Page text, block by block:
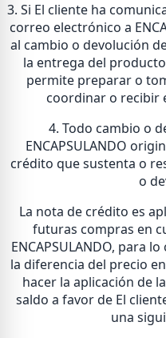
3. Si El cliente ha
correo electrónico a
al cambio o devolución
la entrega del
permite preparar o
coordinar o recibir
4. Todo cambio o
ENCAPSULANDO
crédito que sustenta o
o
La nota de crédito es
futuras compras en
ENCAPSULANDO, para
la diferencia del precio
hacer la aplicación de
saldo a favor de El
una